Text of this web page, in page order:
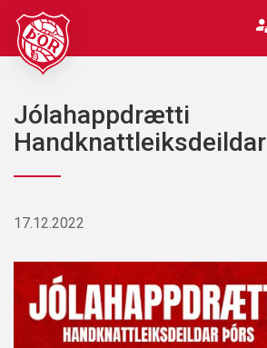
Fara
efni
Karfan þín
Karfan er tóm.
Jólahappdrætti
Handknattleiksdeildar
17.12.2022